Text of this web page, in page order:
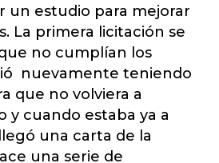
un estudio para mejorar
La primera licitación se
no cumplían los
nuevamente teniendo
que no volviera a
y cuando estaba ya a
una carta de la
una serie de